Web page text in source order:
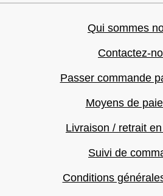
Qui sommes
Contactez-
Passer commande
Moyens de
Livraison / retrait
Suivi de
Conditions